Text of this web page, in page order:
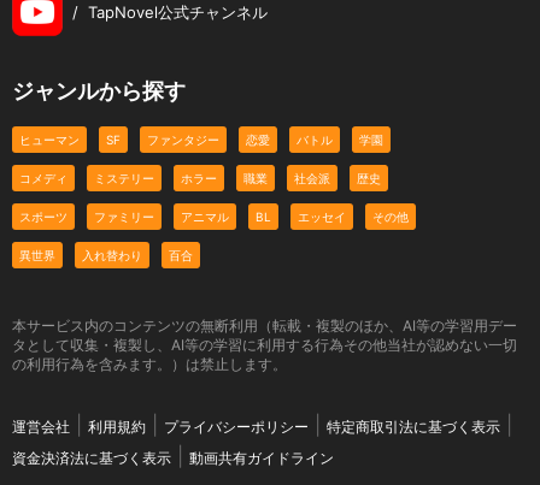
/ TapNovel公式チャンネル
ジャンルから探す
ヒューマン SF ファンタジー 恋愛 バトル 学園
コメディ ミステリー ホラー 職業 社会派 歴史
スポーツ ファミリー アニマル BL エッセイ その他
異世界 入れ替わり 百合
本サービス内のコンテンツの無断利用（転載・複製のほか、AI等の学習用デー
タとして収集・複製し、AI等の学習に利用する行為その他当社が認めない一切
の利用行為を含みます。）は禁止します。
運営会社 利用規約 プライバシーポリシー
特定商取引法に基づく表示
資金決済法に基づく表示
動画共有ガイドライン